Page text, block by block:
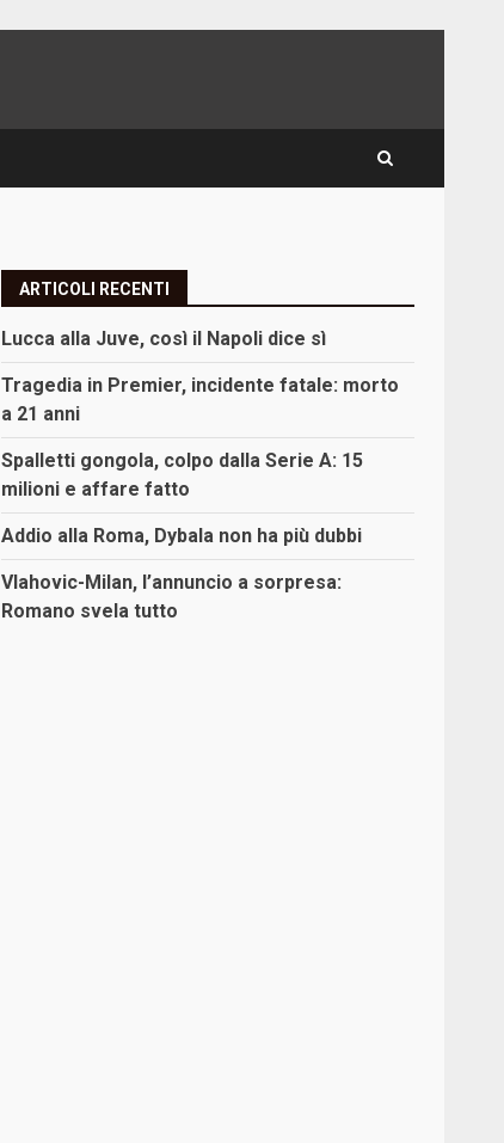
ARTICOLI RECENTI
Lucca alla Juve, così il Napoli dice sì
Tragedia in Premier, incidente fatale: morto
a 21 anni
Spalletti gongola, colpo dalla Serie A: 15
milioni e affare fatto
Addio alla Roma, Dybala non ha più dubbi
Vlahovic-Milan, l’annuncio a sorpresa:
Romano svela tutto